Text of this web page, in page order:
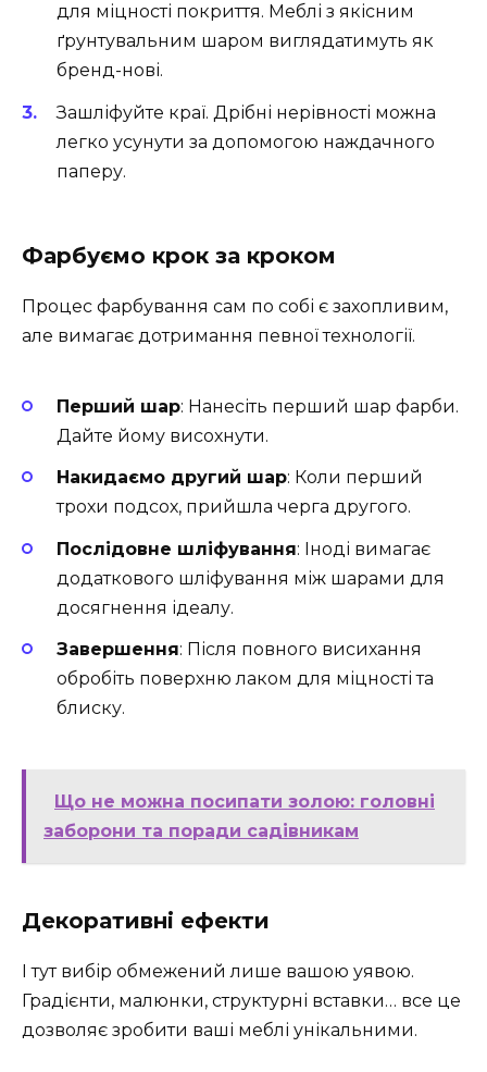
для міцності покриття. Меблі з якісним
ґрунтувальним шаром виглядатимуть як
бренд-нові.
Зашліфуйте краї. Дрібні нерівності можна
легко усунути за допомогою наждачного
паперу.
Фарбуємо крок за кроком
Процес фарбування сам по собі є захопливим,
але вимагає дотримання певної технології.
Перший шар: Нанесіть перший шар фарби.
Дайте йому висохнути.
Накидаємо другий шар: Коли перший
трохи подсох, прийшла черга другого.
Послідовне шліфування: Іноді вимагає
додаткового шліфування між шарами для
досягнення ідеалу.
Завершення: Після повного висихання
обробіть поверхню лаком для міцності та
блиску.
Що не можна посипати золою: головні
заборони та поради садівникам
Декоративні ефекти
І тут вибір обмежений лише вашою уявою.
Градієнти, малюнки, структурні вставки… все це
дозволяє зробити ваші меблі унікальними.